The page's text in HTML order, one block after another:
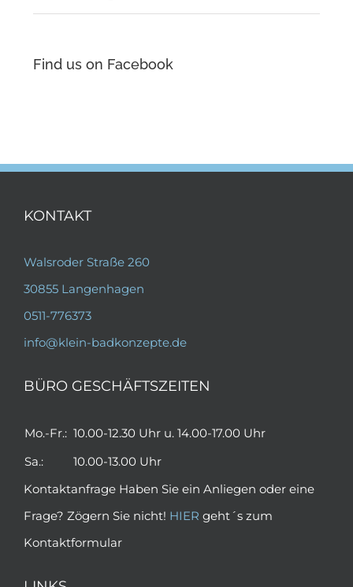
Find us on Facebook
KONTAKT
Walsroder Straße 260
30855 Langenhagen
0511-776373
info@klein-badkonzepte.de
BÜRO GESCHÄFTSZEITEN
Mo.-Fr.: 10.00-12.30 Uhr u. 14.00-17.00 Uhr
Sa.:
10.00-13.00 Uhr
Kontaktanfrage Haben Sie ein Anliegen oder eine
Frage? Zögern Sie nicht! HIER geht´s zum
Kontaktformular